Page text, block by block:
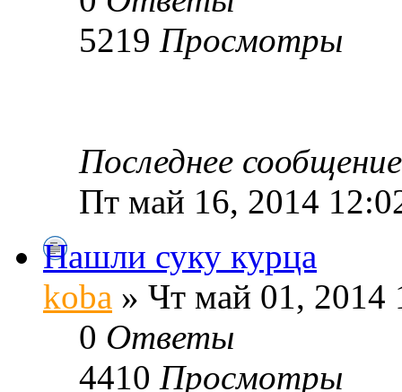
5219 Просмотры
Последнее
Пт май 16, 2014
Нашли суку курца
koba » Чт май 01, 2014
0 Ответы
4410 Просмотры